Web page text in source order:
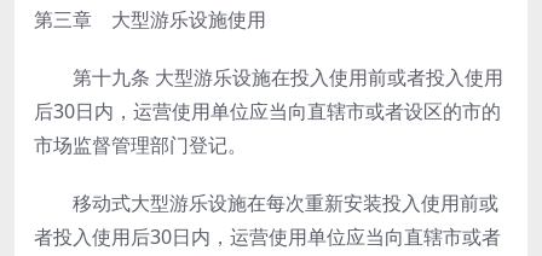
第三章 大型游乐设施使用
第十九条 大型游乐设施在投入使用前或者投入使用
后30日内，运营使用单位应当向直辖市或者设区的市的
市场监督管理部门登记。
移动式大型游乐设施在每次重新安装投入使用前或
者投入使用后30日内，运营使用单位应当向直辖市或者